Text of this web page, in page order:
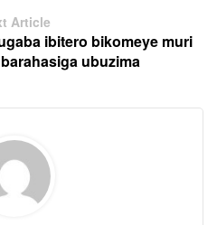
Article
ibitero bikomeye muri
ubuzima